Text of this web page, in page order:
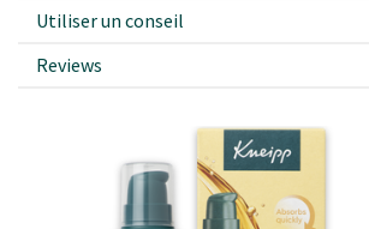
Utiliser un conseil
Reviews